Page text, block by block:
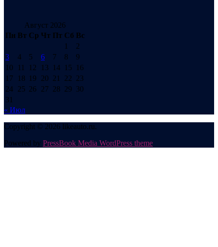
Август 2026
Пн Вт Ср Чт Пт Сб Вс
1
2
3
4 5 6 7 8
9
10
11 12 13 14 15
16
17
18 19 20 21 22 23
24 25 26 27 28 29 30
31
« Июл
Copyright © 2026 likeauto.ru.
Powered by PressBook Media WordPress theme